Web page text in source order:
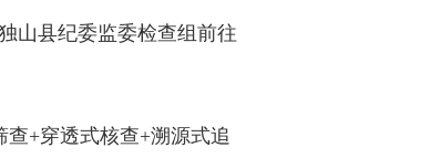
山县纪委监委检查组前往
+穿透式核查+溯源式追